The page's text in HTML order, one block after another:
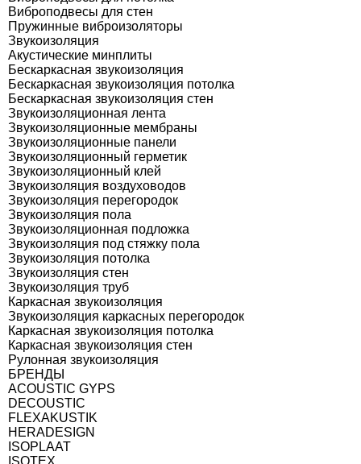
Виброподвесы для стен
Пружинные виброизоляторы
Звукоизоляция
Акустические минплиты
Бескаркасная звукоизоляция
Бескаркасная звукоизоляция потолка
Бескаркасная звукоизоляция стен
Звукоизоляционная лента
Звукоизоляционные мембраны
Звукоизоляционные панели
Звукоизоляционный герметик
Звукоизоляционный клей
Звукоизоляция воздуховодов
Звукоизоляция перегородок
Звукоизоляция пола
Звукоизоляционная подложка
Звукоизоляция под стяжку пола
Звукоизоляция потолка
Звукоизоляция стен
Звукоизоляция труб
Каркасная звукоизоляция
Звукоизоляция каркасных перегородок
Каркасная звукоизоляция потолка
Каркасная звукоизоляция стен
Рулонная звукоизоляция
БРЕНДЫ
ACOUSTIC GYPS
DECOUSTIC
FLEXAKUSTIK
HERADESIGN
ISOPLAAT
ISOTEX